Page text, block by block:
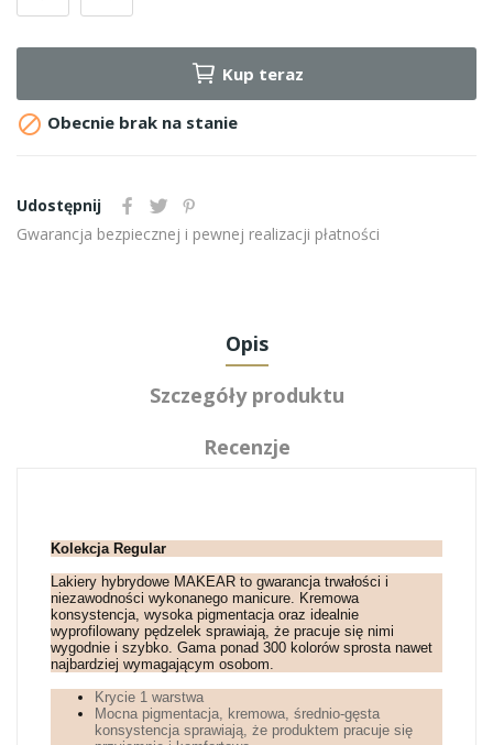
Kup teraz
 Obecnie brak na stanie
Udostępnij
Gwarancja bezpiecznej i pewnej realizacji płatności
Opis
Szczegóły produktu
Recenzje
Kolekcja Regular
Lakiery hybrydowe MAKEAR to gwarancja trwałości i
niezawodności wykonanego manicure. Kremowa
konsystencja, wysoka pigmentacja oraz idealnie
wyprofilowany pędzelek sprawiają, że pracuje się nimi
wygodnie i szybko. Gama ponad 300 kolorów sprosta nawet
najbardziej wymagającym osobom.
Krycie 1 warstwa
Mocna pigmentacja, kremowa, średnio-gęsta
konsystencja sprawiają, że produktem pracuje się